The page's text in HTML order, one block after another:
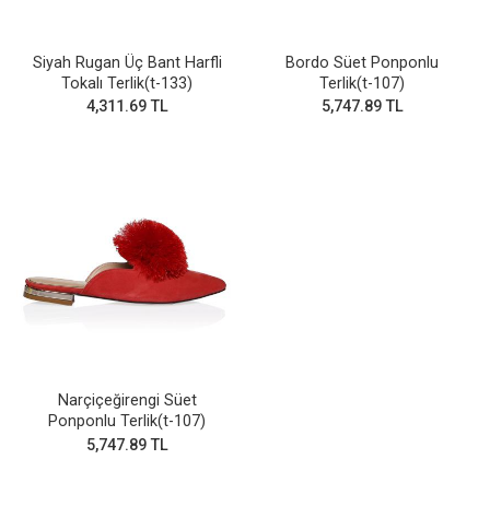
Siyah Rugan Üç Bant Harfli
Tokalı Terlik(t-133)
4,311.69 TL
Bordo Süet Ponponlu
Terlik(t-107)
5,747.89 TL
Narçiçeğirengi Süet
Ponponlu Terlik(t-107)
5,747.89 TL